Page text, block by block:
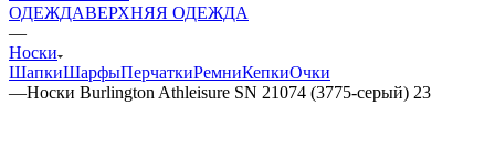
ОДЕЖДАВЕРХНЯЯ ОДЕЖДА
—
Носки
ШапкиШарфыПерчаткиРемниКепкиОчки
—Носки Burlington Athleisure SN 21074 (3775-серый) 23